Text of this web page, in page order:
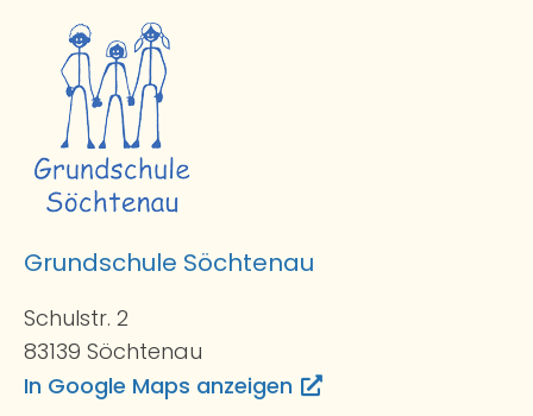
Grundschule Söchtenau
Schulstr. 2
83139 Söchtenau
In Google Maps anzeigen